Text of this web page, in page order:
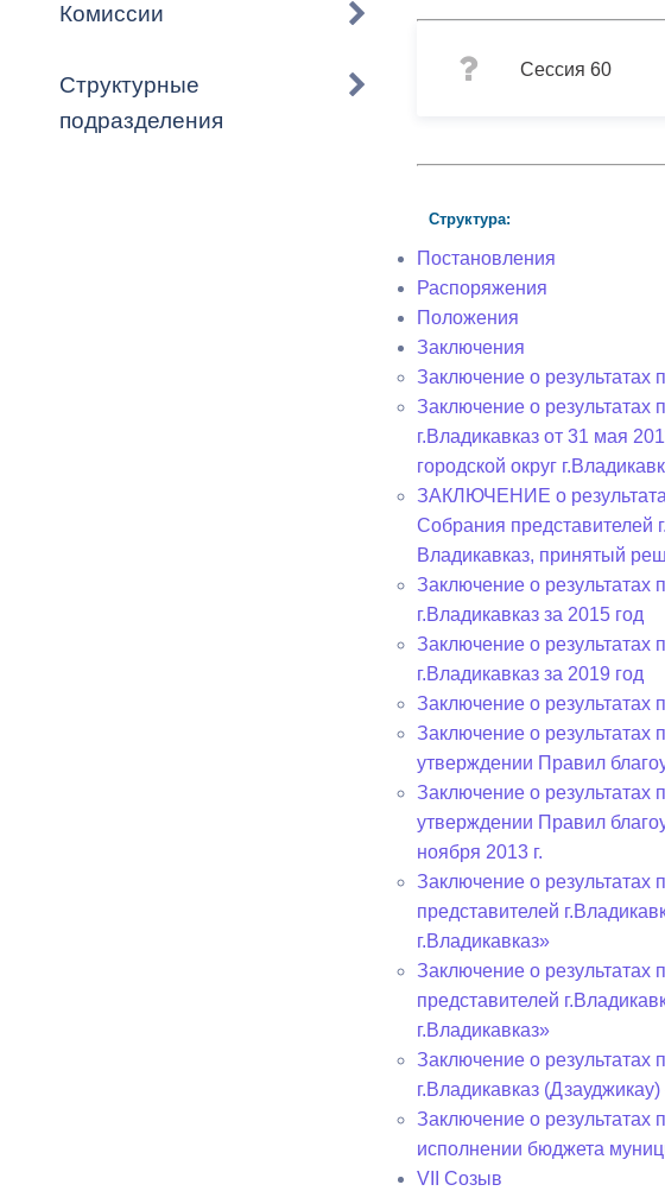
ОРВ и экспертиза НПА
местного самоуправления
Открытые данные
Информация о результатах
проверок
Муниципальный контроль
Комиссии
Структурные
подразделения
Сессия 60
Структура:
Постановления
Распоряжения
Положения
Заключения
Заключение о результатах
Заключение о
г.Владикавказ от 31 мая
городской округ
ЗАКЛЮЧЕНИЕ о
Собрания представителей
Владикавказ, принятый
Заключение о
г.Владикавказ за 2015 год
Заключение о
г.Владикавказ за 2019 год
Заключение о результатах
Заключение о результатах
утверждении Правил
Заключение о результатах
утверждении Правил
ноября 2013 г.
Заключение о
представителей
г.Владикавказ»
Заключение о
представителей
г.Владикавказ»
Заключение о результатах
г.Владикавказ
Заключение о результатах
исполнении бюджета
VII Созыв